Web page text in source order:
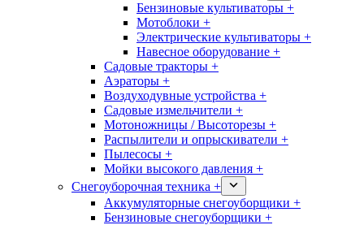
Бензиновые культиваторы +
Мотоблоки +
Электрические культиваторы +
Навесное оборудование +
Садовые тракторы +
Аэраторы +
Воздуходувные устройства +
Садовые измельчители +
Мотоножницы / Высоторезы +
Распылители и опрыскиватели +
Пылесосы +
Мойки высокого давления +
Снегоуборочная техника +
Аккумуляторные снегоуборщики +
Бензиновые снегоуборщики +